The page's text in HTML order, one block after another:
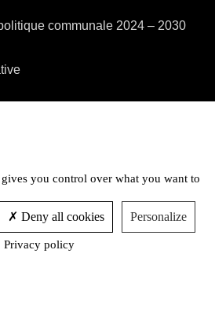
communale 2024 – 2030
you control over what you want to
Deny all cookies Personalize
Privacy policy